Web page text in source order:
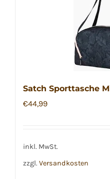
Satch Sporttasche
€44,99
inkl. MwSt.
zzgl. Versandkosten